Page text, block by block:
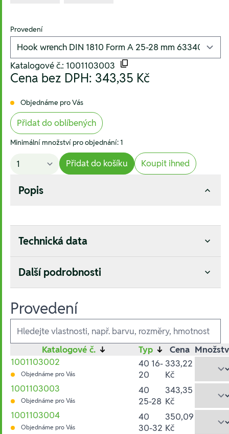
Provedení
Katalogové č.: 1001103003
Cena bez DPH: 343,35 Kč
Objednáme pro Vás
Přidat do oblíbených
Minimální množství pro objednání: 1
Přidat do košíku Koupit ihned
Popis
Technická data
Další podrobnosti
Provedení
Ausführungen
Katalogové č. ↓ Typ ↓ Cena
1001103002
Objednáme pro Vás
40 16-
20
333,22
Kč
1001103003
Objednáme pro Vás
40
25-28
343,35
Kč
1001103004
Objednáme pro Vás
40
30-32
350,09
Kč